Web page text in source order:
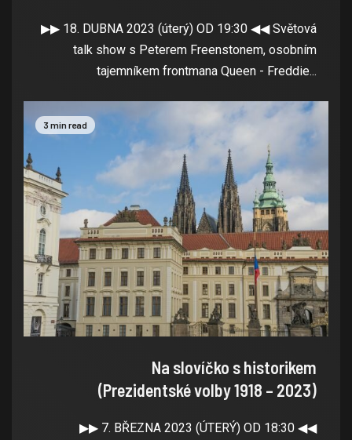
▶▶ 18. DUBNA 2023 (úterý) OD 19:30 ◀◀ Světová
talk show s Peterem Freenstonem, osobním
tajemníkem frontmana Queen - Freddie...
3 min read
Na slovíčko s historikem
(Prezidentské volby 1918 – 2023)
▶▶ 7. BŘEZNA 2023 (ÚTERÝ) OD 18:30 ◀◀